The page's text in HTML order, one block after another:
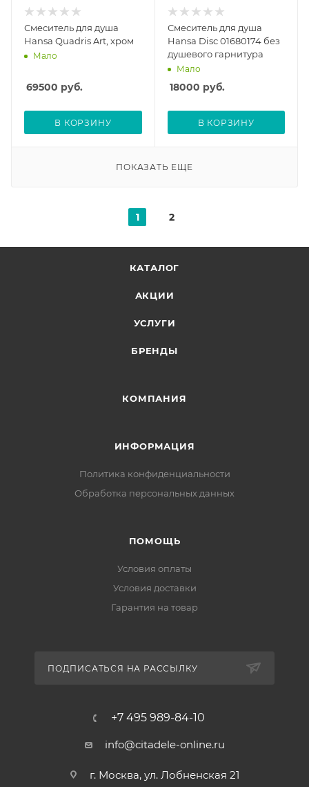
Смеситель для душа
Hansa Quadris Art, хром
Мало
69500 руб.
В КОРЗИНУ
Смеситель для душа
Hansa Disc 01680174 без
душевого гарнитура
Мало
18000 руб.
В КОРЗИНУ
ПОКАЗАТЬ ЕЩЕ
1 2
КАТАЛОГ
АКЦИИ
УСЛУГИ
БРЕНДЫ
КОМПАНИЯ
ИНФОРМАЦИЯ
Политика конфиденциальности
Обработка персональных данных
ПОМОЩЬ
Условия оплаты
Условия доставки
Гарантия на товар
ПОДПИСАТЬСЯ НА РАССЫЛКУ
+7 495 989-84-10
info@citadele-online.ru
г. Москва, ул. Лобненская 21